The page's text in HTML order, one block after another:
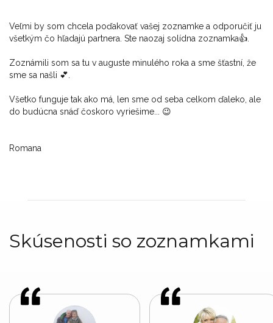
Veľmi by som chcela poďakovať vašej zoznamke a odporučiť ju
všetkým čo hľadajú partnera. Ste naozaj solídna zoznamka👍.
Zoznámili som sa tu v auguste minulého roka a sme šťastní, že
sme sa našli 💕.
Všetko funguje tak ako má, len sme od seba celkom ďaleko, ale
do budúcna snáď čoskoro vyriešime... 😉
Romana
Skúsenosti so zoznamkami